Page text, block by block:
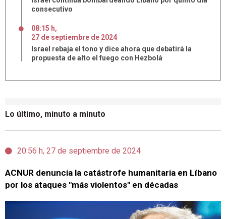
Lo último, minuto a minuto
20:56 h, 27 de septiembre de 2024
ACNUR denuncia la catástrofe humanitaria en Líbano
por los ataques "más violentos" en décadas
consecutivo
08:15 h,
27 de septiembre de 2024
Israel rebaja el tono y dice ahora que debatirá la
propuesta de alto el fuego con Hezbolá